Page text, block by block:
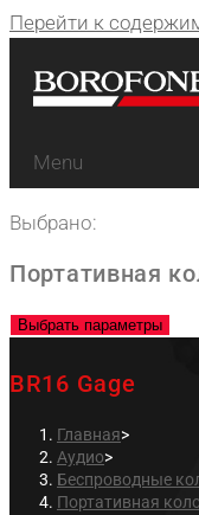
Перейти к
Menu
Выбрано:
Портативная
Выбрать параметры
BR16 Gage
Главная>
Аудио>
Беспроводные
Портативная